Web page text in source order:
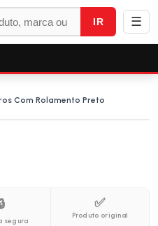
IR ☰
Com Rolamento Preto
segura
✅
Produto original